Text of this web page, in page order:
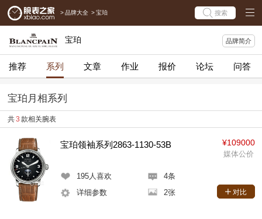
> 品牌大全 > 宝珀 搜索
宝珀 品牌简介
推荐 系列 文章 作业 报价 论坛 问答
宝珀月相系列
共3 款相关腕表
宝珀领袖系列2863-1130-53B
195人喜欢
4条
详细参数
2张
¥109000
媒体公价
对比